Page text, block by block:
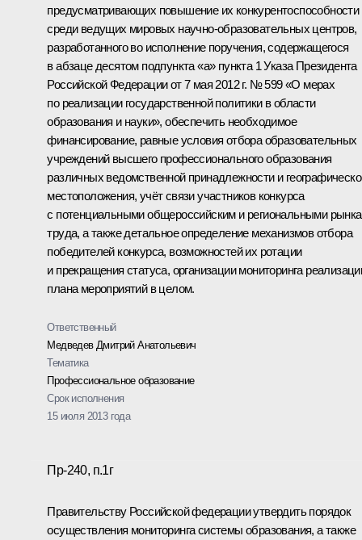
предусматривающих повышение их конкурентоспособности
среди ведущих мировых научно-образовательных центров,
разработанного во исполнение поручения, содержащегося
в абзаце десятом подпункта «а» пункта 1 Указа Президента
Российской Федерации от 7 мая 2012 г. № 599 «О мерах
по реализации государственной политики в области
образования и науки», обеспечить необходимое
финансирование, равные условия отбора образовательных
учреждений высшего профессионального образования
различных ведомственной принадлежности и
местоположения, учёт связи участников конкурса
с потенциальными общероссийским и региональными
труда, а также детальное определение механизмов отбора
победителей конкурса, возможностей их ротации
и прекращения статуса, организации мониторинга
плана мероприятий в целом.
Ответственный
Медведев Дмитрий Анатольевич
Тематика
Профессиональное образование
Срок исполнения
15 июля 2013 года
Пр-240, п.1г
Правительству Российской федерации утвердить порядок
осуществления мониторинга системы образования, а также